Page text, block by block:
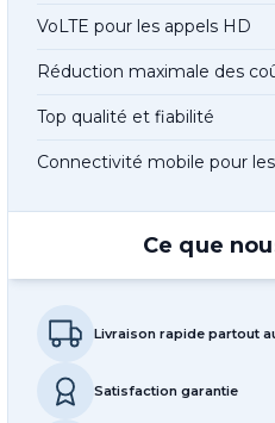
VoLTE pour les appels HD
Réduction maximale des
Top qualité et fiabilité
Connectivité mobile pour
Ce que
Livraison rapide partout
Satisfaction garantie